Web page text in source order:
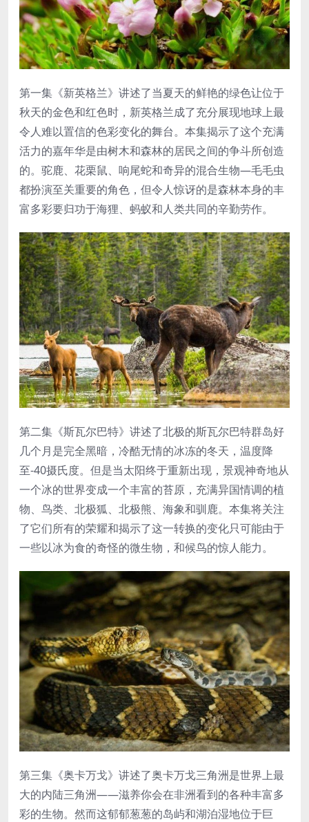
第一集《新英格兰》讲述了当夏天的鲜艳的绿色让位于
秋天的金色和红色时，新英格兰成了充分展现地球上最
令人难以置信的色彩变化的舞台。本集揭示了这个充满
活力的嘉年华是由树木和森林的居民之间的争斗所创造
的。驼鹿、花栗鼠、响尾蛇和奇异的混合生物—毛毛虫
都扮演至关重要的角色，但令人惊讶的是森林本身的丰
富多彩要归功于海狸、蚂蚁和人类共同的辛勤劳作。
第二集《斯瓦尔巴特》讲述了北极的斯瓦尔巴特群岛好
几个月是完全黑暗，冷酷无情的冰冻的冬天，温度降
至-40摄氏度。但是当太阳终于重新出现，景观神奇地从
一个冰的世界变成一个丰富的苔原，充满异国情调的植
物、鸟类、北极狐、北极熊、海象和驯鹿。本集将关注
了它们所有的荣耀和揭示了这一转换的变化只可能由于
一些以冰为食的奇怪的微生物，和候鸟的惊人能力。
第三集《奥卡万戈》讲述了奥卡万戈三角洲是世界上最
大的内陆三角洲——滋养你会在非洲看到的各种丰富多
彩的生物。然而这郁郁葱葱的岛屿和湖泊湿地位于巨